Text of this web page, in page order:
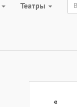
Театры
«